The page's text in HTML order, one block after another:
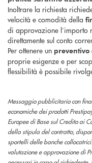
Inoltrare la richiesta
velocità e comodità della
di approvazione l’importo
direttamente sul conto
Per ottenere un
proprie esigenze e per
flessibilità è possibile
Messaggio pubblicitario con
economiche dei prodotti
Europee di Base sul Credito ai
della stipula del contratto,
sportelli delle banche
valutazione e approvazione di